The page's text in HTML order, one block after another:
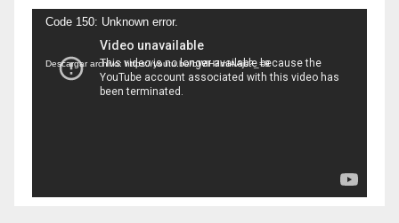
Reproductor
vídeo
Code 150: Unknown error.
Descargar archivo: https://youtu.be/bWIH7mIAAjs?_=9